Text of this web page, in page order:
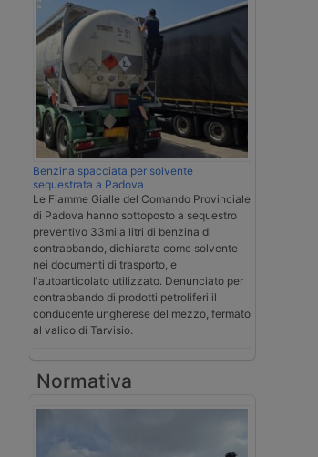
Benzina spacciata per solvente
sequestrata a Padova
Le Fiamme Gialle del Comando Provinciale
di Padova hanno sottoposto a sequestro
preventivo 33mila litri di benzina di
contrabbando, dichiarata come solvente
nei documenti di trasporto, e
l'autoarticolato utilizzato. Denunciato per
contrabbando di prodotti petroliferi il
conducente ungherese del mezzo, fermato
al valico di Tarvisio.
Normativa